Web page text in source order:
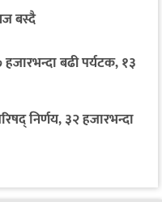
बस्दै
बढी पर्यटक, १३
निर्णय, ३२ हजारभन्दा